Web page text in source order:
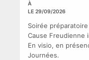
À
LE 29/09/2026
Soirée
Cause Freudienne
En visio, en
Journées.